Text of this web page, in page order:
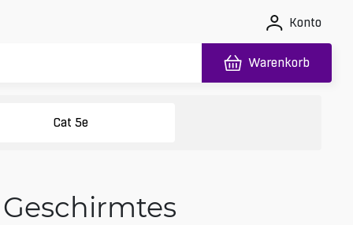
Konto
Warenkorb
Cat 5e